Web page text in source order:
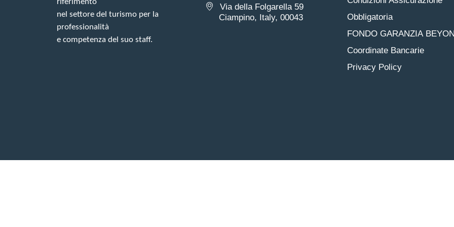
nel settore del turismo per la
professionalità
e competenza del suo staff.
Via della Folgarella 59
Ciampino, Italy, 00043
Obbligatoria
FONDO GARANZIA
Coordinate Bancarie
Privacy Policy